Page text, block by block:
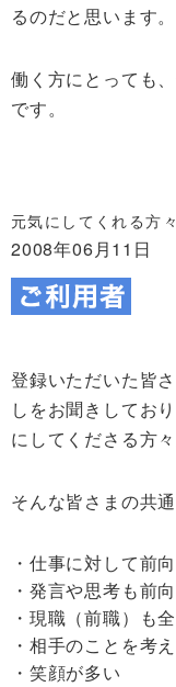
るのだと思います。
働く方にとっても
です。
元気にしてくれる方々
2008年06月11日
登録いただいた皆
しをお聞きしてお
にしてくださる方
そんな皆さまの共
・仕事に対して前
・発言や思考も前
・現職（前職）も
・相手のことを考
・笑顔が多い